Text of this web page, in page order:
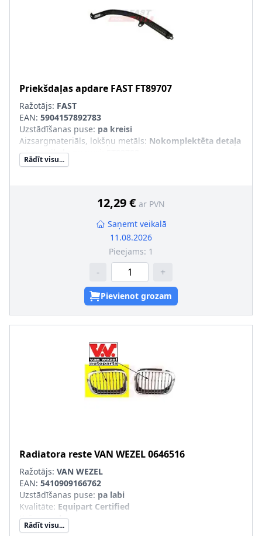
Priekšdaļas apdare FAST FT89707
Ražotājs: FAST
EAN: 5904157892783
Uzstādīšanas puse: pa kreisi
Aizsargmateriāls, lokšņu metāls: Nokomplektēta detaļa
pāra artikulu numuri
Rādīt visu...
12,29 € ar PVN
Saņemt veikalā
11.08.2026
Pieejams: 1
- +
Pievienot grozam
Radiatora resteVAN WEZEL0646516
Ražotājs: VAN WEZEL
EAN: 5410909166762
Uzstādīšanas puse: pa labi
Kvalitāte: Equipart Certified
Krāsa:melns
Noformējums
Rādīt visu...